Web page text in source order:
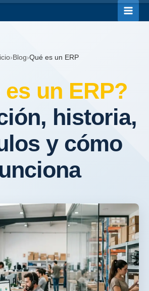
›Blog›Qué es un ERP
es un ERP?
historia,
y cómo